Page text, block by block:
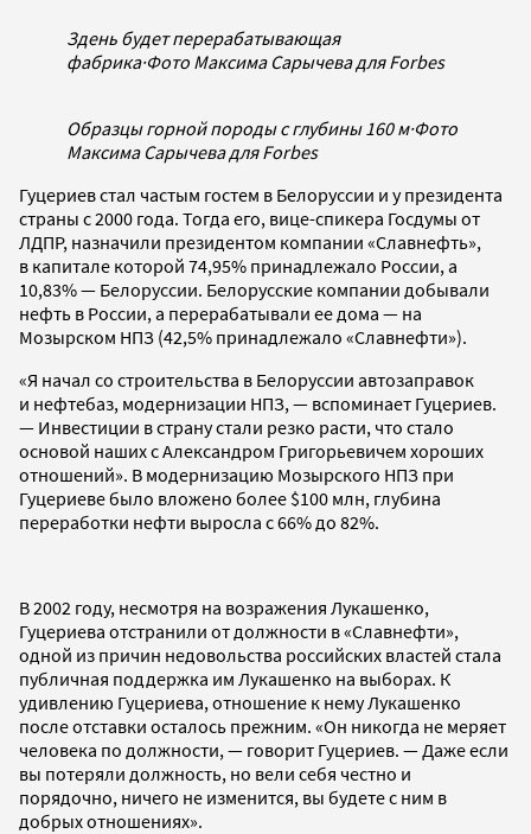
Здень будет перерабатывающая
фабрика·Фото Максима Сарычева для Forbes
Образцы горной породы с глубины 160 м·Фото
Максима Сарычева для Forbes
Гуцериев стал частым гостем в Белоруссии и у президента
страны с 2000 года. Тогда его, вице-спикера Госдумы от
ЛДПР, назначили президентом компании «Славнефть»,
в капитале которой 74,95% принадлежало России, а
10,83% — Белоруссии. Белорусские компании добывали
нефть в России, а перерабатывали ее дома — на
Мозырском НПЗ (42,5% принадлежало «Славнефти»).
«Я начал со строительства в Белоруссии автозаправок
и нефтебаз, модернизации НПЗ, — вспоминает Гуцериев.
— Инвестиции в страну стали резко расти, что стало
основой наших с Александром Григорьевичем хороших
отношений». В модернизацию Мозырского НПЗ при
Гуцериеве было вложено более $100 млн, глубина
переработки нефти выросла с 66% до 82%.
В 2002 году, несмотря на возражения Лукашенко,
Гуцериева отстранили от должности в «Славнефти»,
одной из причин недовольства российских властей стала
публичная поддержка им Лукашенко на выборах. К
удивлению Гуцериева, отношение к нему Лукашенко
после отставки осталось прежним. «Он никогда не меряет
человека по должности, — говорит Гуцериев. — Даже если
вы потеряли должность, но вели себя честно и
порядочно, ничего не изменится, вы будете с ним в
добрых отношениях».